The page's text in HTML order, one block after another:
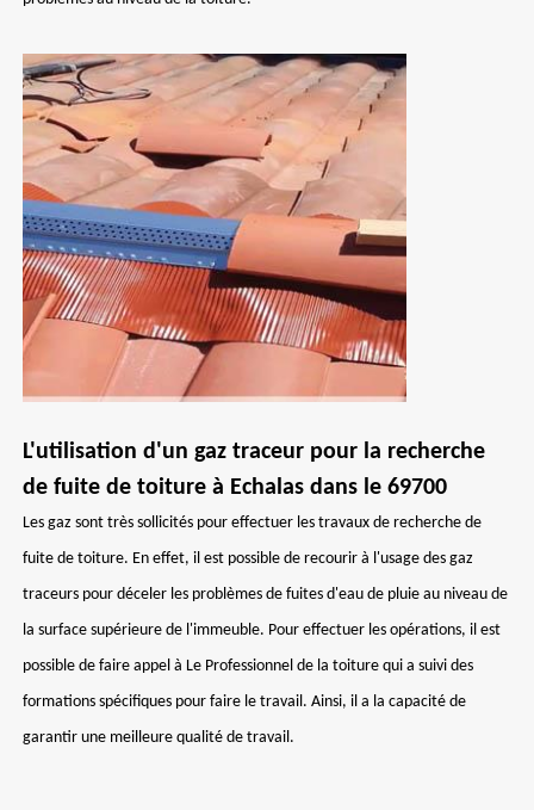
L'utilisation d'un gaz traceur pour la recherche
de fuite de toiture à Echalas dans le 69700
Les gaz sont très sollicités pour effectuer les travaux de recherche de
fuite de toiture. En effet, il est possible de recourir à l'usage des gaz
traceurs pour déceler les problèmes de fuites d'eau de pluie au niveau de
la surface supérieure de l'immeuble. Pour effectuer les opérations, il est
possible de faire appel à Le Professionnel de la toiture qui a suivi des
formations spécifiques pour faire le travail. Ainsi, il a la capacité de
garantir une meilleure qualité de travail.